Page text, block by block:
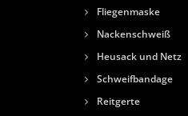
Fliegenmaske
Nackenschweiß
Heusack und Netz
Schweifbandage
Reitgerte